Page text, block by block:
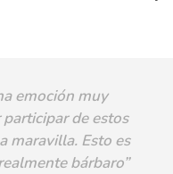
emoción muy
de estos
maravilla. Esto es
bárbaro”